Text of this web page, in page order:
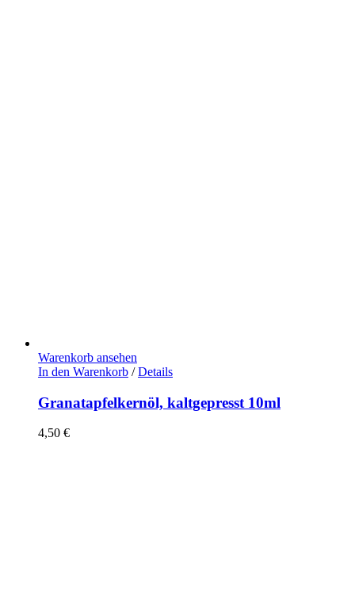
Warenkorb ansehen
In den Warenkorb / Details
Granatapfelkernöl, kaltgepresst 10ml
4,50 €